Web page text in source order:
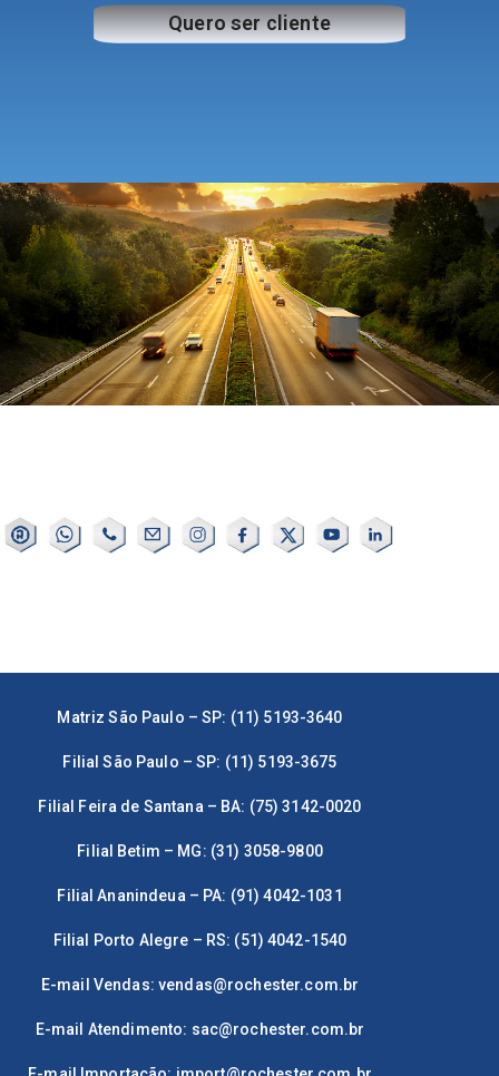
Quero ser cliente
Matriz São Paulo – SP: (11) 5193-3640
Filial São Paulo – SP: (11) 5193-3675
Filial Feira de Santana – BA: (75) 3142-0020
Filial Betim – MG: (31) 3058-9800
Filial Ananindeua – PA: (91) 4042-1031
Filial Porto Alegre – RS: (51) 4042-1540
E-mail Vendas: vendas@rochester.com.br
E-mail Atendimento: sac@rochester.com.br